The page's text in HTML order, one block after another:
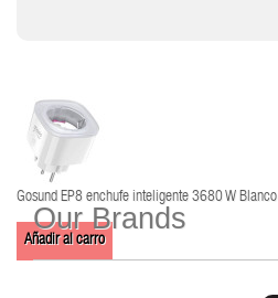
Gosund EP8 enchufe inteligente 3680 W Blanco
Añadir al carro
Our Brands